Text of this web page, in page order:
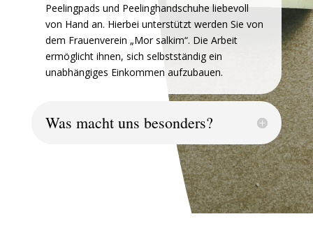
Peelingpads und Peelinghandschuhe liebevoll
von Hand an. Hierbei unterstützt werden Sie von
dem Frauenverein „Mor salkim“. Die Arbeit
ermöglicht ihnen, sich selbstständig ein
unabhängiges Einkommen aufzubauen.
Was macht uns besonders?